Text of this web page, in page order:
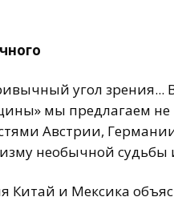
угол
мы предлагаем не
Австрии,
необычной
Китай и Мексика